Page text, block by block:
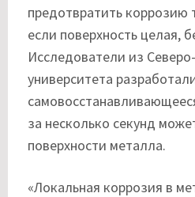
предотвратить коррозию
если поверхность целая,
Исследователи из
университета
за несколько секунд
поверхности металла.
«Локальная коррозия в